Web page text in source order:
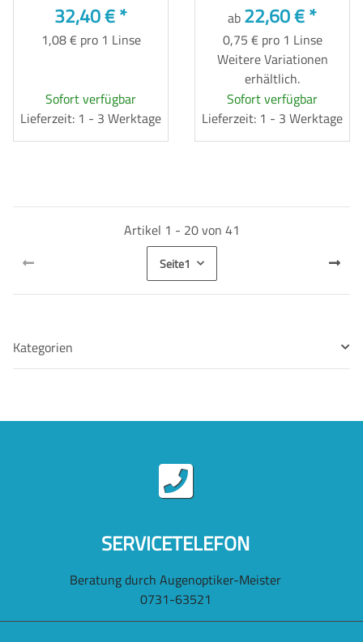
32,40 €*
1,08 € pro 1 Linse
Sofort verfügbar
Lieferzeit: 1 - 3 Werktage
ab 22,60 €*
0,75 € pro 1 Linse
Weitere Variationen
erhältlich.
Sofort verfügbar
Lieferzeit: 1 - 3 Werktage
Artikel 1 - 20 von 41
Seite1
Kategorien
SERVICETELEFON
Beratung durch Augenoptiker-Meister
0731-63521